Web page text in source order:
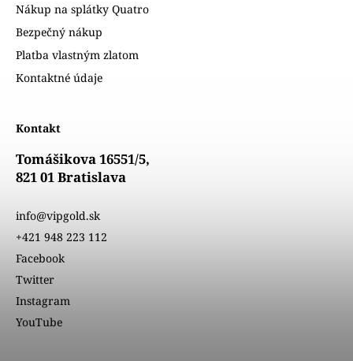
Nákup na splátky Quatro
Bezpečný nákup
Platba vlastným zlatom
Kontaktné údaje
Kontakt
Tomášikova 16551/5,
821 01 Bratislava
info@vipgold.sk
+421 948 223 112
Facebook
Twitter
Instagram
YouTube